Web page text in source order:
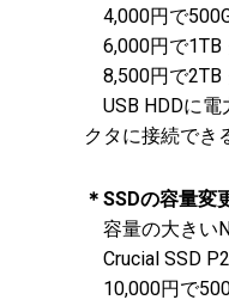
4,000円で
6,000円で1TB
8,500円で2TB
USB HDDに電
クタに接続でき
＊SSDの容量変
容量の大きい
Crucial SSD
10,000円で